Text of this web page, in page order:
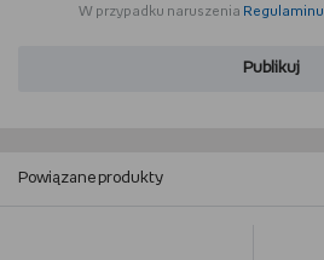
W przypadku naruszenia Regulaminu
Publikuj
Powiązane produkty